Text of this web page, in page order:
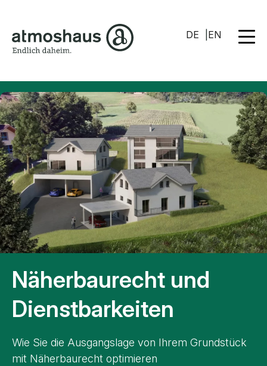
DE EN
Näherbaurecht und
Dienstbarkeiten
Wie Sie die Ausgangslage von Ihrem Grundstück
mit Näherbaurecht optimieren